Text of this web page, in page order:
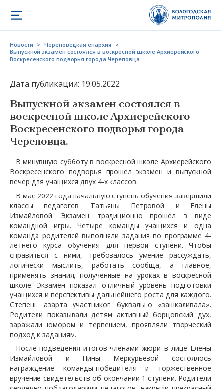
Открыть меню
Новости > Череповецкая епархия
>
Выпускной экзамен состоялся в воскресной школе Архиерейского
Воскресенского подворья города Череповца.
Дата публикации: 19.05.2022
Выпускной экзамен состоялся в
воскресной школе Архиерейского
Воскресенского подворья города
Череповца.
В минувшую субботу в воскресной школе Архиерейского
Воскресенского подворья прошел экзамен и выпускной
вечер для учащихся двух 4-х классов.
В мае 2022 года начальную ступень обучения завершили
классы педагогов Татьяны Петровой и Елены
Измайловой. Экзамен традиционно прошел в виде
командной игры. Четыре команды учащихся и одна
команда родителей выполняли задания по программе 4-
летнего курса обучения для первой ступени. Чтобы
справиться с ними, требовалось умение рассуждать,
логически мыслить, работать сообща, а главное,
применять знания, полученные на уроках в воскресной
школе. Экзамен показал отличный уровень подготовки
учащихся и перспективы дальнейшего роста для каждого.
Степень азарта участников буквально «зашкаливала».
Родители показывали детям активный борцовский дух,
заражали юмором и терпением, проявляли творческий
подход к заданиям.
После подведения итогов членами жюри в лице Елены
Измайловой и Нины Меркурьевой состоялось
награждение команды-победителя и торжественное
вручение свидетельств об окончании 1 ступени. Родители